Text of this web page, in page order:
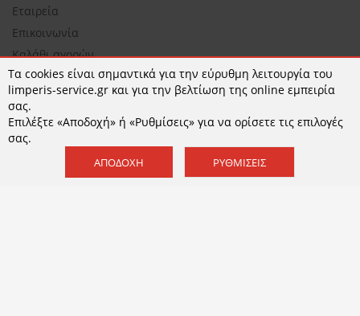
Εταιρεία
Επικοινωνία
Καλάθι αγορών
NEWSLETTER
ΕΓΓΡΑΦΉ
Αποδέχομαι τουςόρους χρήσηςκαι τηνΠολιτική
Τα cookies είναι σημαντικά για την εύρυθμη λειτουργία του
limperis-service.gr και για την βελτίωση της online εμπειρία
σας.
Επιλέξτε «Αποδοχή» ή «Ρυθμίσεις» για να ορίσετε τις επιλογές
σας.
ΑΠΟΔΟΧΉ ΡΥΘΜΊΣΕΙΣ